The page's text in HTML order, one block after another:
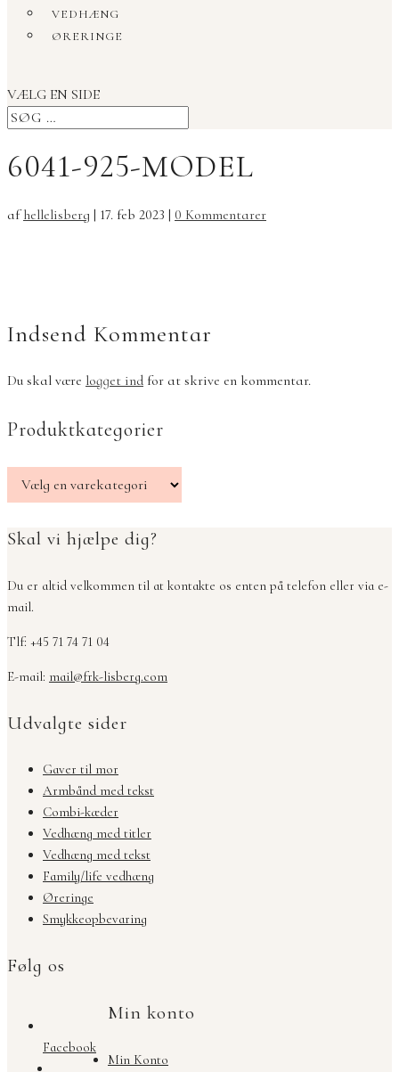
VEDHÆNG
ØRERINGE
VÆLG EN SIDE
6041-925-MODEL
afhellelisberg | 17. feb 2023 | 0 Kommentarer
Indsend Kommentar
Du skal være logget ind for at skrive en kommentar.
Produktkategorier
Skal vi hjælpe dig?
Du er altid velkommen til at kontakte os enten på telefon eller via e-
mail.
Tlf: +45 71 74 71 04
E-mail: mail@frk-lisberg.com
Udvalgte sider
Gaver til mor
Armbånd med tekst
Combi-kæder
Vedhæng med titler
Vedhæng med tekst
Family/life vedhæng
Øreringe
Smykkeopbevaring
Følg os
Facebook
Min konto
Min Konto